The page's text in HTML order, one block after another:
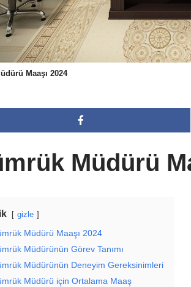
Maaşı 2024
Müdürü
gizle
Müdürü Maaşı 2024
Müdürünün Görev Tanımı
Müdürünün Deneyim Gereksinimleri
Müdürü için Ortalama Maaş